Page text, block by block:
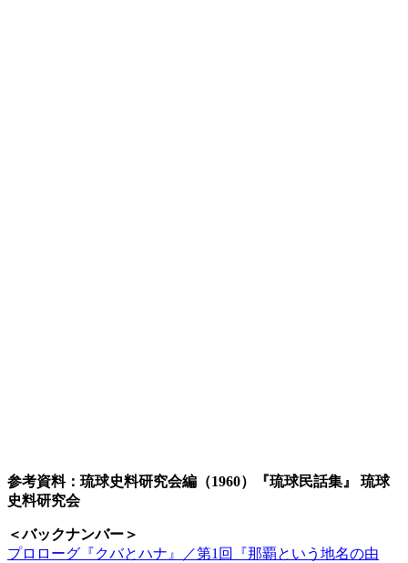
参考資料：琉球史料研究会編（1960）『琉球民話集』 琉球
史料研究会
＜バックナンバー＞
プロローグ『クバとハナ』／第1回『那覇という地名の由